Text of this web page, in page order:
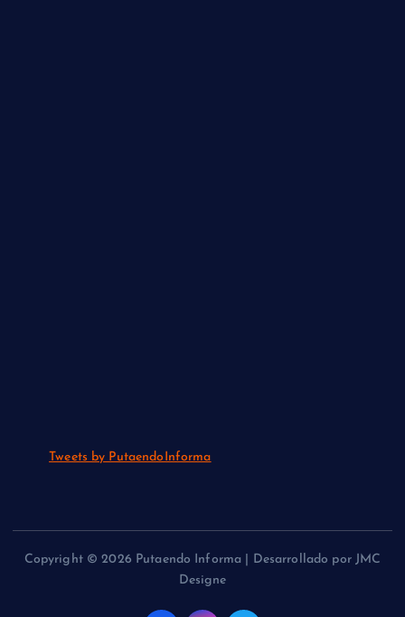
Tweets by PutaendoInforma
Copyright © 2026 Putaendo Informa | Desarrollado por JMC
Designe